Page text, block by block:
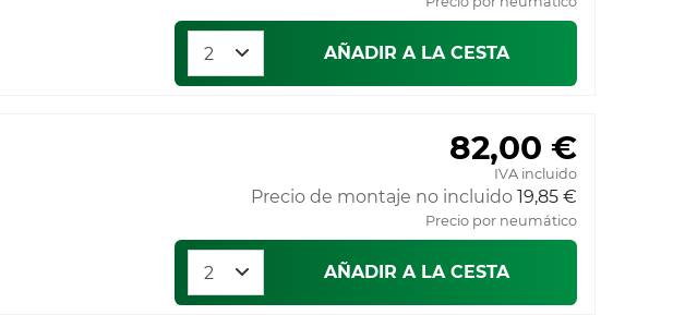
AÑADIR A LA CESTA
82,00 €
IVA incluido
Precio de montaje no incluido 19,85 €
Precio por neumático
AÑADIR A LA CESTA